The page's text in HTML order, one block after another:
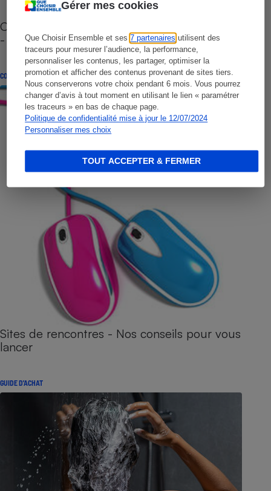
Gérer mes cookies
Que Choisir Ensemble et ses7 partenaires utilisent des
traceurs pour mesurer l’audience, la performance,
personnaliser les contenus, les partager, optimiser la
promotion et afficher des contenus provenant de sites tiers.
Nous conserverons votre choix pendant 6 mois. Vous pourrez
changer d’avis à tout moment en utilisant le lien « paramétrer
les traceurs » en bas de chaque page.
Politique de confidentialité mise à jour le 12/07/2024
Personnaliser mes choix
TOUT ACCEPTER & FERMER
Cafetière à capsules zéro déchet CoffeeB (vidéo)
- Premières impressions
CONSEILS
Sites de rencontres - Nos conseils pour vous
lancer
GUIDE D'ACHAT